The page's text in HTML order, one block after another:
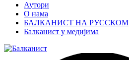
Аутори
О нама
БАЛКАНИСТ НА РУССКОМ
Балканист у медијима